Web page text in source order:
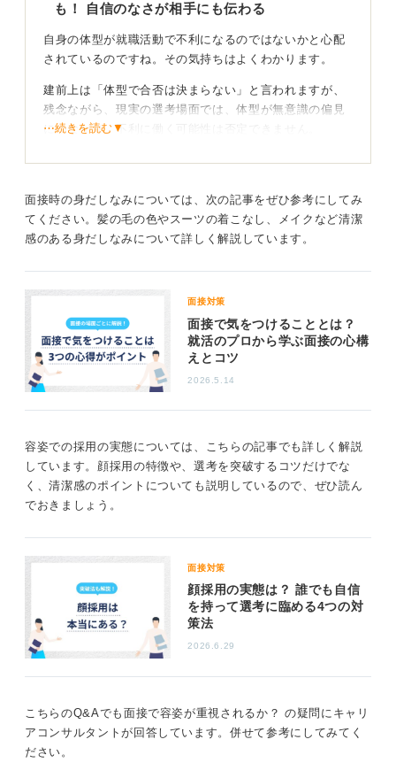
も！ 自信のなさが相手にも伝わる
自身の体型が就職活動で不利になるのではないかと心配
されているのですね。その気持ちはよくわかります。
建前上は「体型で合否は決まらない」と言われますが、
残念ながら、現実の選考場面では、体型が無意識の偏見
につながり、不利に働く可能性は否定できません。
理ができていないのでは？」「健康面に不安があるので
は？」といったネガティブな印象を持たれてしまうリス
クがあるのです。
特に近年、メンタルヘルスの問題も重視される中で、体
型と精神的な不安定さを結びつけて懸念される可能性も
そして、もう一つ非常に大きな理由が、自身のメンタル
面です。面接会場で周りの応募者と自分を比べてしま
い、「太っている自分だけが浮いている」「だからダメ
相手にも伝わってしまうものです。
では、どうすれば良いか。
就活までに急に痩せるのが難しい場合、まず、何よりも
「清潔感」を徹底することです。太っている人は、残念
ながら清潔感がないという印象を持たれやすい傾向があ
ります。
面接当日は必ず入浴し、匂い対策を万全にしましょう。
汗をかきやすい場合は、通気性の良い服装を選び、汗を
抑える工夫をしてください。髪型や服装も、とにかく清
⋯続きを読む▼
面接時の身だしなみについては、次の記事をぜひ参考にしてみ
てください。髪の毛の色やスーツの着こなし、メイクなど清潔
感のある身だしなみについて詳しく解説しています。
面接対策
面接で気をつけることとは？
就活のプロから学ぶ面接の心構
えとコツ
2026.5.14
容姿での採用の実態については、こちらの記事でも詳しく解説
しています。顔採用の特徴や、選考を突破するコツだけでな
く、清潔感のポイントについても説明しているので、ぜひ読ん
でおきましょう。
面接対策
顔採用の実態は？ 誰でも自信
を持って選考に臨める4つの対
策法
2026.6.29
こちらのQ&Aでも面接で容姿が重視されるか？ の疑問にキャリ
アコンサルタントが回答しています。併せて参考にしてみてく
ださい。